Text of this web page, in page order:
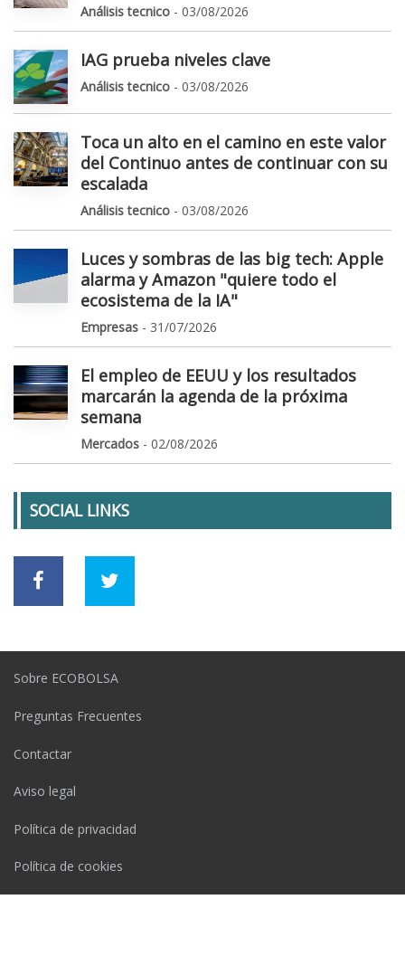
Análisis tecnico - 03/08/2026
IAG prueba niveles clave
Análisis tecnico - 03/08/2026
Toca un alto en el camino en este valor
del Continuo antes de continuar con su
escalada
Análisis tecnico - 03/08/2026
Luces y sombras de las big tech: Apple
alarma y Amazon "quiere todo el
ecosistema de la IA"
Empresas - 31/07/2026
El empleo de EEUU y los resultados
marcarán la agenda de la próxima
semana
Mercados - 02/08/2026
SOCIAL LINKS
Sobre ECOBOLSA
Preguntas Frecuentes
Contactar
Aviso legal
Política de privacidad
Política de cookies